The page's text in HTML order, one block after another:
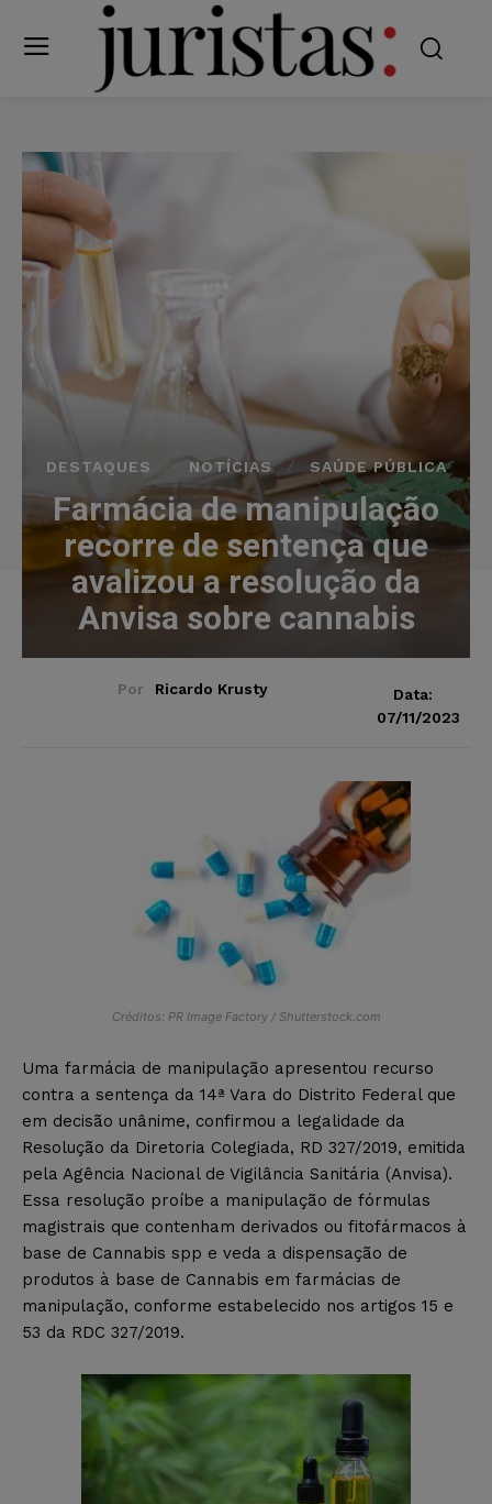
DESTAQUES NOTÍCIAS SAÚDE PÚBLICA
Farmácia de manipulação
recorre de sentença que
avalizou a resolução da
Anvisa sobre cannabis
Por Ricardo Krusty
Data:
07/11/2023
Créditos: PR Image Factory / Shutterstock.com
Uma farmácia de manipulação apresentou recurso
contra a sentença da 14ª Vara do Distrito Federal que
em decisão unânime, confirmou a legalidade da
Resolução da Diretoria Colegiada, RD 327/2019, emitida
pela Agência Nacional de Vigilância Sanitária (Anvisa).
Essa resolução proíbe a manipulação de fórmulas
magistrais que contenham derivados ou fitofármacos à
base de Cannabis spp e veda a dispensação de
produtos à base de Cannabis em farmácias de
manipulação, conforme estabelecido nos artigos 15 e
53 da RDC 327/2019.